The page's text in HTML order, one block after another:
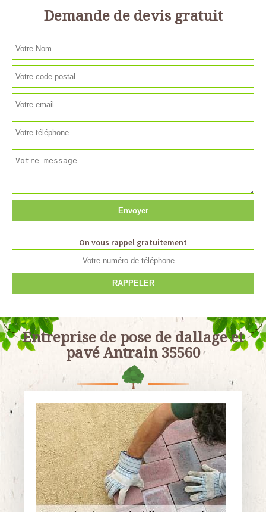
Demande de devis gratuit
On vous rappel gratuitement
Entreprise de pose de dallage et
pavé Antrain 35560